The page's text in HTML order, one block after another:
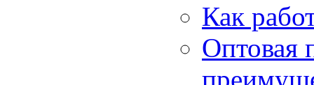
Как
Оптовая